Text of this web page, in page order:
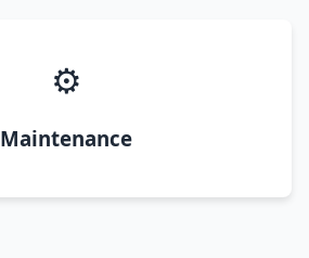
⚙️
Maintenance